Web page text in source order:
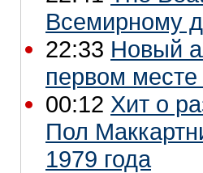
Всемирному
22:33 Новый
первом месте
00:12 Хит о
Пол
1979 года